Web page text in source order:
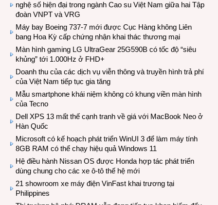
nghệ số hiện đại trong ngành Cao su Việt Nam giữa hai Tập
đoàn VNPT và VRG
Máy bay Boeing 737-7 mới được Cục Hàng không Liên
bang Hoa Kỳ cấp chứng nhận khai thác thương mại
Màn hình gaming LG UltraGear 25G590B có tốc độ “siêu
khủng” tới 1.000Hz ở FHD+
Doanh thu của các dịch vụ viễn thông và truyền hình trả phí
của Việt Nam tiếp tục gia tăng
Mẫu smartphone khái niệm không có khung viền màn hình
của Tecno
Dell XPS 13 mất thế cạnh tranh về giá với MacBook Neo ở
Hàn Quốc
Microsoft có kế hoạch phát triển WinUI 3 để làm máy tính
8GB RAM có thể chạy hiệu quả Windows 11
Hệ điều hành Nissan OS được Honda hợp tác phát triển
dùng chung cho các xe ô-tô thế hệ mới
21 showroom xe máy điện VinFast khai trương tại
Philippines